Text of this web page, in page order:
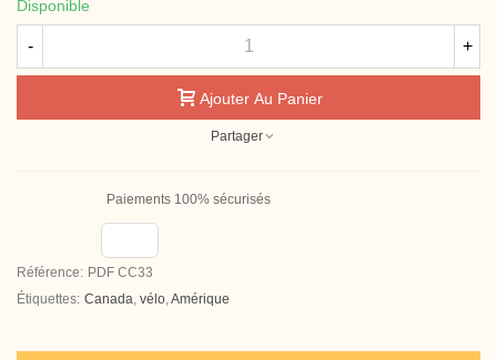
Disponible
- +
Ajouter Au Panier
Partager
Paiements 100% sécurisés
Référence: PDF CC33
Étiquettes: Canada, vélo,Amérique